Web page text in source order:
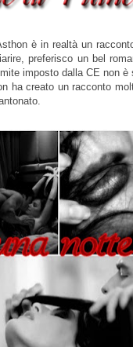
è in realtà un
preferisco un bel
imposto dalla CE non
ha creato un racconto